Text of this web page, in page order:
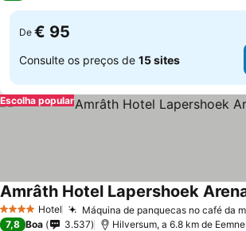
De € 95
Consulte os preços de 15 sites
Escolha popular
4 EstrelasHotel Máquina de panquecas no café da
Amrâth Hotel Lapershoek
7,8 Boa 3.537 Hilversum, a 6.8 km de